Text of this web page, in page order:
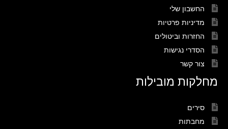
החשבון שלי
מדיניות פרטיות
החזרות וביטולים
הסדרי נגישות
צור קשר
מחלקות מובילות
סירים
מחבתות